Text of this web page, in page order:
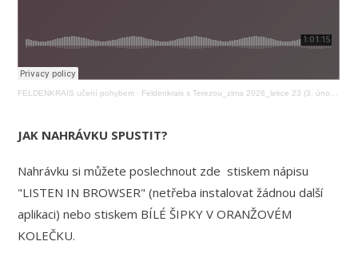
FELDENKRAIS učení pohybem · Feldenkrais s Terezou_zima 2026_lekce 23 (3. února 19:00)
JAK NAHRÁVKU SPUSTIT?
Nahrávku si můžete poslechnout zde stiskem nápisu
"LISTEN IN BROWSER" (netřeba instalovat žádnou další
aplikaci) nebo stiskem BÍLÉ ŠIPKY V ORANŽOVÉM
KOLEČKU.